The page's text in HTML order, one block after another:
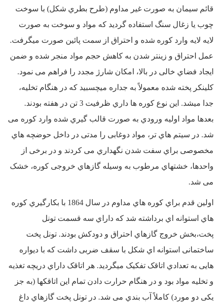
قائم سیمان به صورت غیر مداوم (طرح بطري شکل) با سوخت
چوب یا زغال سنگ استفاده گردید که مواد و سوخت به صورت
لایه لایه وارد کوره شده و احتراق از سمت پائین صورت میگرفت.
عمل احتراق و زینتر شدن به کاهش حجم مواد منجر شده و ضمن
ایجاد فضاي خالی در بالا، امکان شارژ مجدد را فراهم می نمود.
کلینکر پخته شده معمولاً به جداره میچسبید که در هنگام تخلیه،
جدا میشد. این نوع کوره ها داري ظرفیت 3 تن در هفته بودند.
بعدها مواد اولیه ورودي به صورت قالب گیري شده وارد کوره می
شد. در سیتم هاي تر، مواد دوغابی را مدتی در داخل حوضچه هاي
مخصوصی براي سفت شدن نگهداري می کردند و در برخی از
واحدها، خشتهاي مرطوب به وسیله گازهاي خروجی کوره، خشک
می شد.
اولین قدم براي کوره هاي مداوم در سال 1864 با بکارگیري کوره
هاي استوانه اي برداشته شد که داراي سه قسمت تونل
پخت،بخش خروج گازهاي احتراق و دودکش بودند. تونل پخت
ساختمانی استوانه اي شکل با سقف ضربی داشت که با دیواره
هایی به تعدادي اتاقک تفکیک میگردید. هر اتاقک داراي دریچه تغذیه
و تخلیه مواد بود و در هنگام حرارت دادن تمام این اتاقکها (به جز
یکی دو مورد) کاملاً آب بندي می شد. در تونل پخت گازهاي داغ